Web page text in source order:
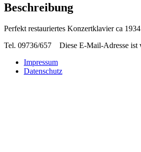
Beschreibung
Perfekt restauriertes Konzertklavier ca
Tel. 09736/657 Diese E-Mail-Adresse ist
Impressum
Datenschutz